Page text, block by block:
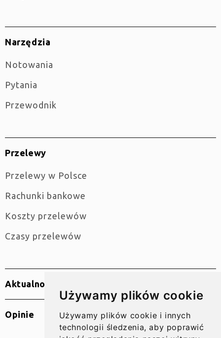
Używamy plików cookie
Używamy plików cookie i innych
technologii śledzenia, aby poprawić
Narzędzia
Notowania
Pytania
Przewodnik
Przelewy
Przelewy w Polsce
Rachunki bankowe
Koszty przelewów
Czasy przelewów
Aktualności
Opinie